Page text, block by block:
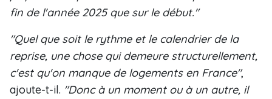
fin de l'année 2025 que sur le début."
"Quel que soit le rythme et le calendrier de la
reprise, une chose qui demeure structurellement,
c'est qu'on manque de logements en France",
ajoute-t-il. "Donc à un moment ou à un autre, il